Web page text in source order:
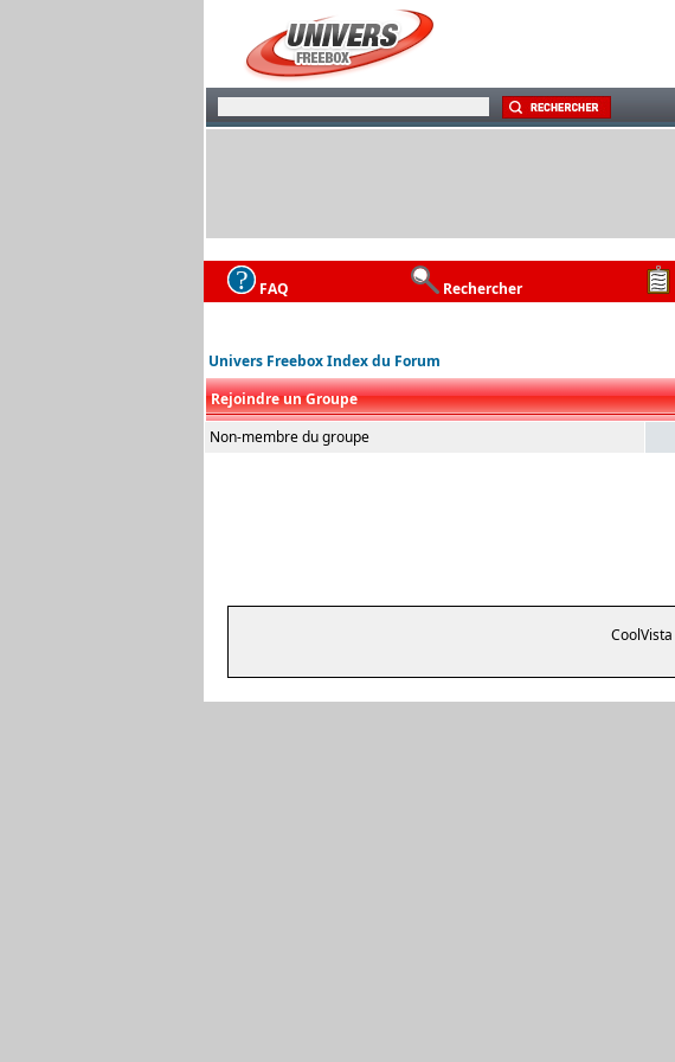
FAQ Rechercher
Univers Freebox Index du Forum
Rejoindre un Groupe
Non-membre du groupe
CoolVista